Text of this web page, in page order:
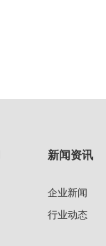
新闻资讯
企业新闻
行业动态